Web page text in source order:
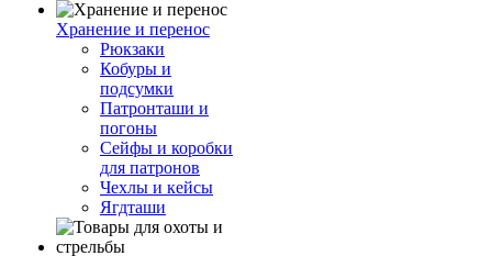
Хранение и перенос
Рюкзаки
Кобуры и
подсумки
Патронташи и
погоны
Сейфы и коробки
для патронов
Чехлы и кейсы
Ягдташи